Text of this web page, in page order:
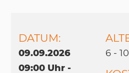
DATUM:
09.09.2026
09:00 Uhr -
6 -